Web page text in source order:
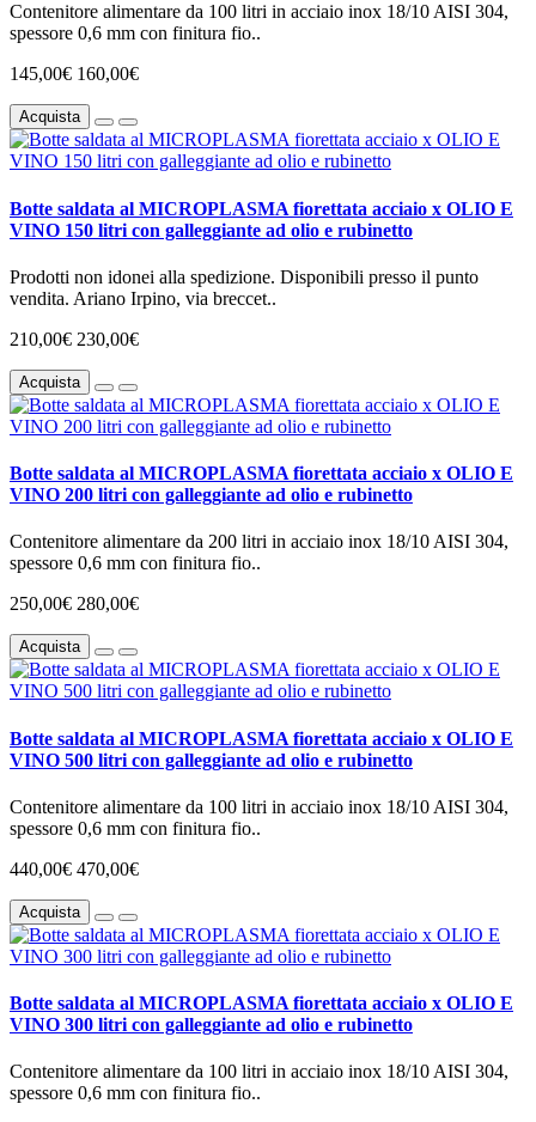
Contenitore alimentare da 100 litri in acciaio inox 18/10 AISI 304,
spessore 0,6 mm con finitura fio..
145,00€ 160,00€
Acquista
Botte saldata al MICROPLASMA fiorettata acciaio x OLIO E
VINO 150 litri con galleggiante ad olio e rubinetto
Prodotti non idonei alla spedizione. Disponibili presso il punto
vendita. Ariano Irpino, via breccet..
210,00€ 230,00€
Acquista
Botte saldata al MICROPLASMA fiorettata acciaio x OLIO E
VINO 200 litri con galleggiante ad olio e rubinetto
Contenitore alimentare da 200 litri in acciaio inox 18/10 AISI 304,
spessore 0,6 mm con finitura fio..
250,00€ 280,00€
Acquista
Botte saldata al MICROPLASMA fiorettata acciaio x OLIO E
VINO 500 litri con galleggiante ad olio e rubinetto
Contenitore alimentare da 100 litri in acciaio inox 18/10 AISI 304,
spessore 0,6 mm con finitura fio..
440,00€ 470,00€
Acquista
Botte saldata al MICROPLASMA fiorettata acciaio x OLIO E
VINO 300 litri con galleggiante ad olio e rubinetto
Contenitore alimentare da 100 litri in acciaio inox 18/10 AISI 304,
spessore 0,6 mm con finitura fio..